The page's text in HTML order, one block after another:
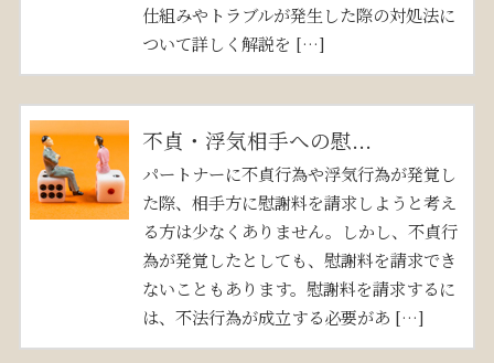
仕組みやトラブルが発生した際の対処法に
ついて詳しく解説を […]
不貞・浮気相手への慰...
パートナーに不貞行為や浮気行為が発覚し
た際、相手方に慰謝料を請求しようと考え
る方は少なくありません。しかし、不貞行
為が発覚したとしても、慰謝料を請求でき
ないこともあります。慰謝料を請求するに
は、不法行為が成立する必要があ […]